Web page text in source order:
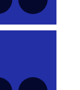
pour